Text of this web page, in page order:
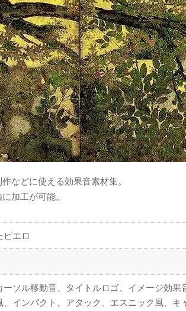
などに使える効果音素材集。
加工が可能。
ピエロ
ソル移動音、タイトルロゴ、イメージ効果
、インパクト、アタック、エスニック風、キ